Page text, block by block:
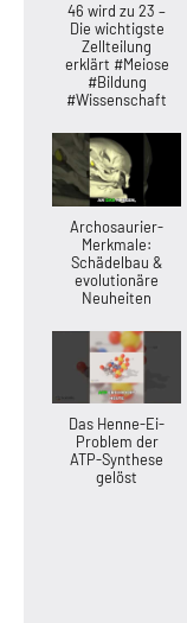
46 wird zu 23 –
Die wichtigste
Zellteilung
erklärt #Meiose
#Bildung
#Wissenschaft
Archosaurier-
Merkmale:
Schädelbau &
evolutionäre
Neuheiten
Das Henne-Ei-
Problem der
ATP-Synthese
gelöst